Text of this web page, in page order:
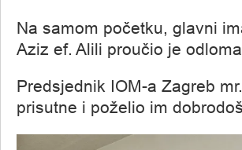
Na samom početku, glavni
Aziz ef. Alili proučio je
Predsjednik IOM-a Zagreb
prisutne i poželio im